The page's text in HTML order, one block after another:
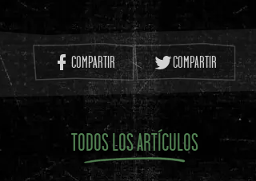
COMPARTIR COMPARTIR
TODOS LOS ARTÍCULOS